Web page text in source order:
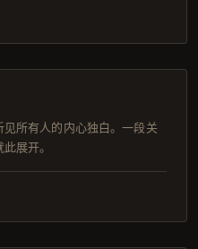
所有人的内心独白。一段关
展开。